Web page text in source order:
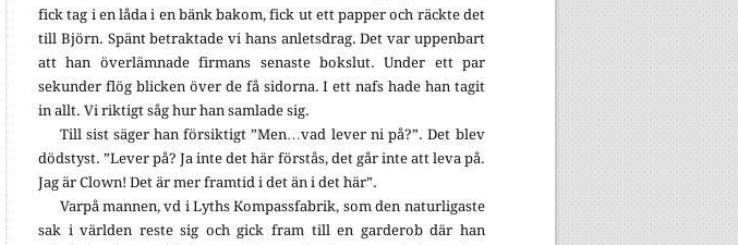
fick tag i en låda i en bänk bakom, fick ut ett papper och räckte det
till Björn. Spänt betraktade vi hans anletsdrag. Det var uppenbart
att han överlämnade firmans senaste bokslut. Under ett par
sekunder flög blicken över de få sidorna. I ett nafs hade han tagit
in allt. Vi riktigt såg hur han samlade sig.
Till sist säger han försiktigt ”Men…vad lever ni på?”. Det blev
dödstyst. ”Lever på? Ja inte det här förstås, det går inte att leva på.
Jag är Clown! Det är mer framtid i det än i det här”.
Varpå mannen, vd i Lyths Kompassfabrik, som den naturligaste
sak i världen reste sig och gick fram till en garderob där han